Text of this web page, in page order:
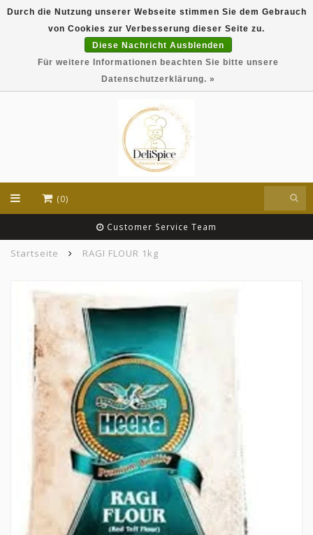
DeliSpice is your online Indian grocery shop with
exclusive brands like Daawat, Suhana, DeliSpice
and many more !!!
(0)
Customer Service Team
Startseite RAGI FLOUR 1kg
Durch die Nutzung unserer Webseite stimmen Sie dem Gebrauch
von Cookies zur Verbesserung dieser Seite zu.
Diese Nachricht Ausblenden
Für weitere Informationen beachten Sie bitte unsere
Datenschutzerklärung. »